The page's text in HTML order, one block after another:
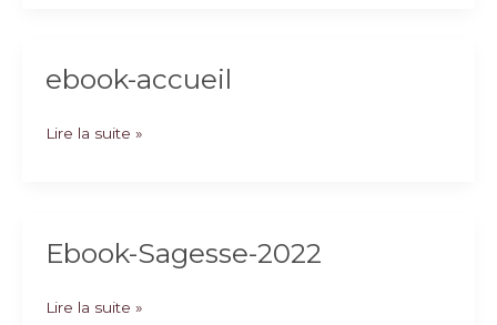
ebook-accueil
ebook-
Lire la suite »
Ebook-Sagesse-2022
Ebook-
Lire la suite »